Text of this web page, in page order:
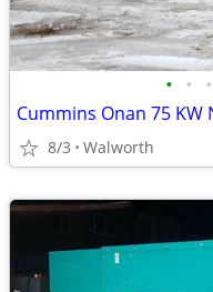
• • •
8/3 Walworth